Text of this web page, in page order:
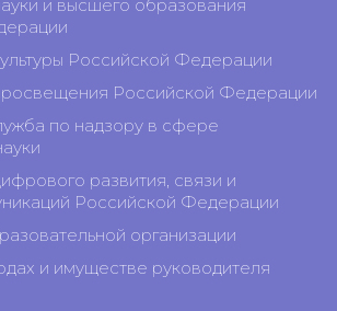
и высшего образования
Российской Федерации
Российской Федерации
по надзору в сфере
развития, связи и
Российской Федерации
организации
и имуществе руководителя